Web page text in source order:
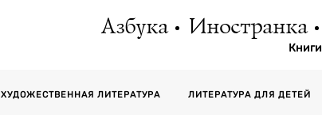
Азбука Иностранка
Книги
ХУДОЖЕСТВЕННАЯ ЛИТЕРАТУРА ЛИТЕРАТУРА ДЛЯ ДЕТЕЙ